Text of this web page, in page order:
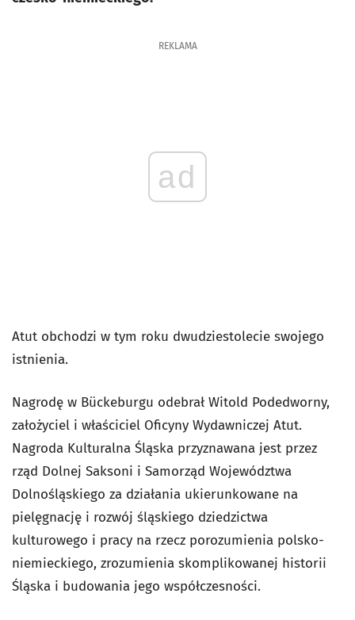
REKLAMA
ad
Atut obchodzi w tym roku dwudziestolecie swojego
istnienia.
Nagrodę w Bückeburgu odebrał Witold Podedworny,
założyciel i właściciel Oficyny Wydawniczej Atut.
Nagroda Kulturalna Śląska przyznawana jest przez
rząd Dolnej Saksoni i Samorząd Województwa
Dolnośląskiego za działania ukierunkowane na
pielęgnację i rozwój śląskiego dziedzictwa
kulturowego i pracy na rzecz porozumienia polsko-
niemieckiego, zrozumienia skomplikowanej historii
Śląska i budowania jego współczesności.